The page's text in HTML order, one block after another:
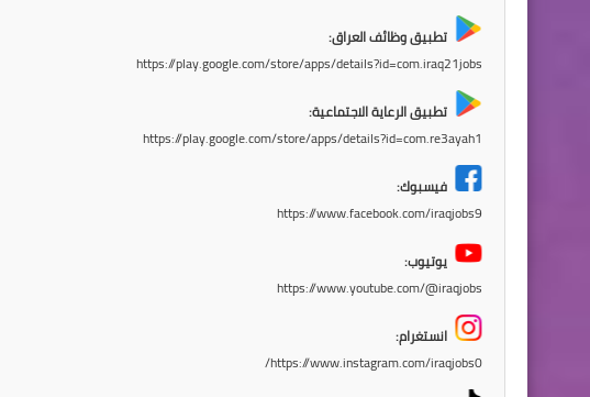
تطبيق وظائف العراق:
https://play.google.com/store/apps/details?id=com.iraq21jobs
تطبيق الرعاية الاجتماعية:
https://play.google.com/store/apps/details?id=com.re3ayah1
فيسبوك:
https://www.facebook.com/iraqjobs9
يوتيوب:
https://www.youtube.com/@iraqjobs
انستغرام:
https://www.instagram.com/iraqjobs0/